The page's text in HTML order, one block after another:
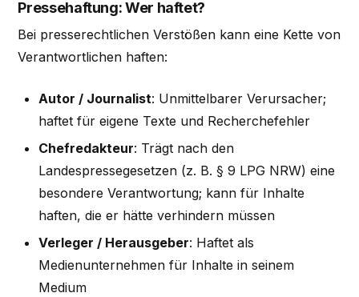
Pressehaftung: Wer haftet?
Bei presserechtlichen Verstößen kann eine Kette von
Verantwortlichen haften:
Autor / Journalist: Unmittelbarer Verursacher;
haftet für eigene Texte und Recherchefehler
Chefredakteur: Trägt nach den
Landespressegesetzen (z. B. § 9 LPG NRW) eine
besondere Verantwortung; kann für Inhalte
haften, die er hätte verhindern müssen
Verleger / Herausgeber: Haftet als
Medienunternehmen für Inhalte in seinem
Medium